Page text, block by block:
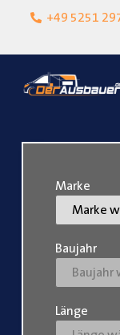
+49 5251
Lokalgeschäft
Marke
Baujahr
Länge